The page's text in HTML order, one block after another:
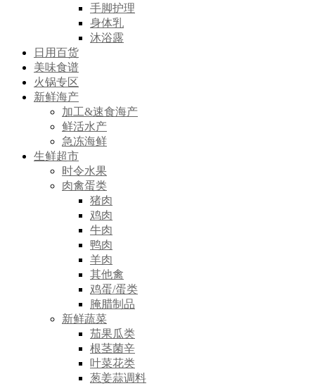
手脚护理
身体乳
沐浴露
日用百货
美味食谱
火锅专区
新鲜海产
加工&速食海产
鲜活水产
急冻海鲜
生鲜超市
时令水果
肉禽蛋类
猪肉
鸡肉
牛肉
鸭肉
羊肉
其他禽
鸡蛋/蛋类
腌腊制品
新鲜蔬菜
茄果瓜类
根茎菌辛
叶菜花类
葱姜蒜调料